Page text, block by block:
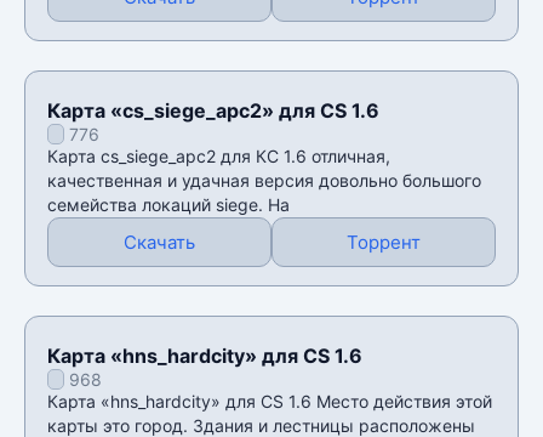
Карта «cs_siege_apc2» для CS 1.6
776
Карта cs_siege_apc2 для КС 1.6 отличная,
качественная и удачная версия довольно большого
семейства локаций siege. На
Скачать Торрент
Карта «hns_hardcity» для CS 1.6
968
Карта «hns_hardcity» для CS 1.6 Место действия этой
карты это город. Здания и лестницы расположены